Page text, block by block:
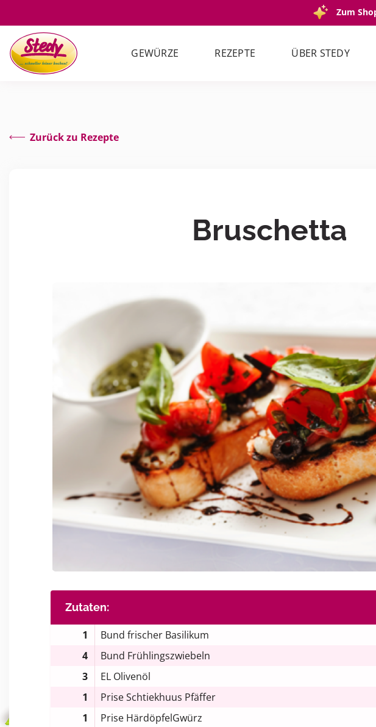
Zum
GEWÜRZE REZEPTE ÜBER STEDY
Zurück zu Rezepte
Bruschetta
Zutaten:
1
Bund frischer Basilikum
4
Bund Frühlingszwiebeln
3
EL Olivenöl
1
Prise Schtiekhuus Pfäffer
1
Prise HärdöpfelGwürz